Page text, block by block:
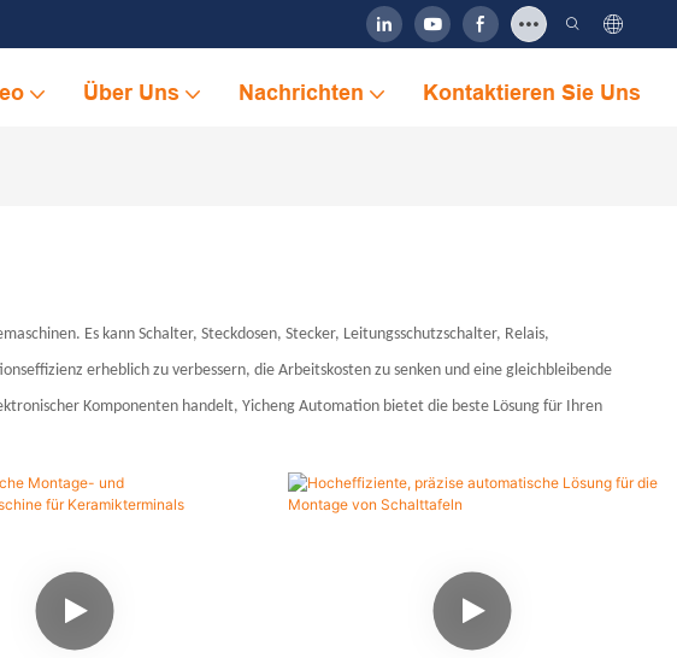
Über Uns Nachrichten Kontaktieren Sie Uns
Es kann Schalter, Steckdosen, Stecker, Leitungsschutzschalter, Relais,
erheblich zu verbessern, die Arbeitskosten zu senken und eine gleichbleibende
Komponenten handelt, Yicheng Automation bietet die beste Lösung für Ihren